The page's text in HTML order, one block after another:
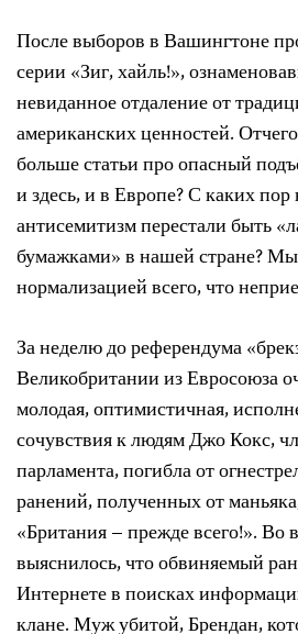
После выборов в Вашингтоне
серии «Зиг, хайль!»,
невиданное отдаление от
американских ценностей.
больше статьи про опасный
и здесь, и в Европе? С каких
антисемитизм перестали быть
бумажками» в нашей стране? Мы
нормализацией всего, что
За неделю до референдума
Великобритании из Евросоюза
молодая, оптимистичная,
сочувствия к людям Джо Кокс,
парламента, погибла от
ранений, полученных от
«Британия – прежде всего!». Во
выяснилось, что обвиняемый
Интернете в поисках
клане. Муж убитой, Брендан,